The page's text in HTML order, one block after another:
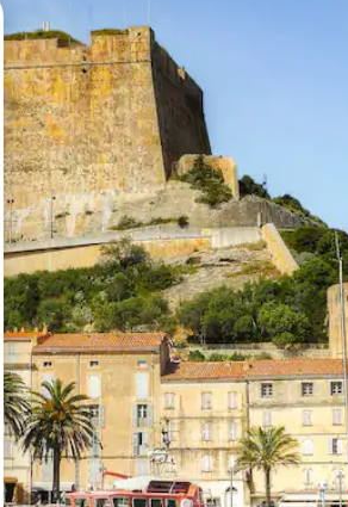
et vers le bas pour les parcourir ou en